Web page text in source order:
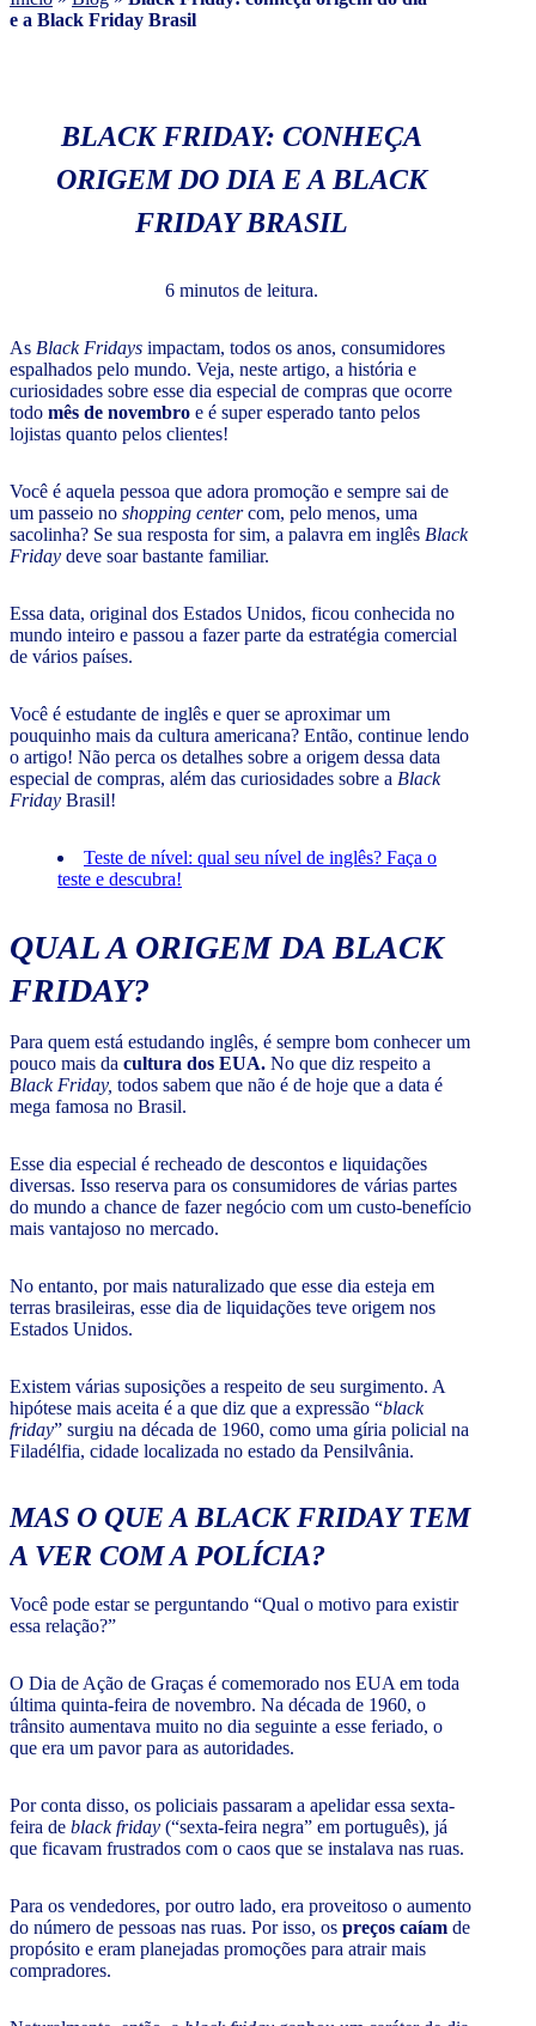
e a Black Friday Brasil
BLACK FRIDAY: CONHEÇA
ORIGEM DO DIA E A BLACK
FRIDAY BRASIL
6 minutos de leitura.
As Black Fridays impactam, todos os anos, consumidores
espalhados pelo mundo. Veja, neste artigo, a história e
curiosidades sobre esse dia especial de compras que ocorre
todo mês de novembro e é super esperado tanto pelos
lojistas quanto pelos clientes!
Você é aquela pessoa que adora promoção e sempre sai de
um passeio no shopping centercom, pelo menos, uma
sacolinha? Se sua resposta for sim, a palavra em inglês Black
Friday deve soar bastante familiar.
Essa data, original dos Estados Unidos, ficou conhecida no
mundo inteiro e passou a fazer parte da estratégia comercial
de vários países.
Você é estudante de inglês e quer se aproximar um
pouquinho mais da cultura americana? Então, continue lendo
o artigo! Não perca os detalhes sobre a origem dessa data
especial de compras, além das curiosidades sobre a Black
Friday Brasil!
Teste de nível: qual seu nível de inglês? Faça o
teste e descubra!
QUAL A ORIGEM DA BLACK
FRIDAY?
Para quem está estudando inglês, é sempre bom conhecer um
pouco mais da cultura dos EUA. No que diz respeito a
Black Friday, todos sabem que não é de hoje que a data é
mega famosa no Brasil.
Esse dia especial é recheado de descontos e liquidações
diversas. Isso reserva para os consumidores de várias partes
do mundo a chance de fazer negócio com um custo-benefício
mais vantajoso no mercado.
No entanto, por mais naturalizado que esse dia esteja em
terras brasileiras, esse dia de liquidações teve origem nos
Estados Unidos.
Existem várias suposições a respeito de seu surgimento. A
hipótese mais aceita é a que diz que a expressão “black
friday” surgiu na década de 1960, como uma gíria policial na
Filadélfia, cidade localizada no estado da Pensilvânia.
MAS O QUE A BLACK FRIDAYTEM
A VER COM A POLÍCIA?
Você pode estar se perguntando “Qual o motivo para existir
essa relação?”
O Dia de Ação de Graças é comemorado nos EUA em toda
última quinta-feira de novembro. Na década de 1960, o
trânsito aumentava muito no dia seguinte a esse feriado, o
que era um pavor para as autoridades.
Por conta disso, os policiais passaram a apelidar essa sexta-
feira de black friday (“sexta-feira negra” em português), já
que ficavam frustrados com o caos que se instalava nas ruas.
Para os vendedores, por outro lado, era proveitoso o aumento
do número de pessoas nas ruas. Por isso, os preços caíam de
propósito e eram planejadas promoções para atrair mais
compradores.